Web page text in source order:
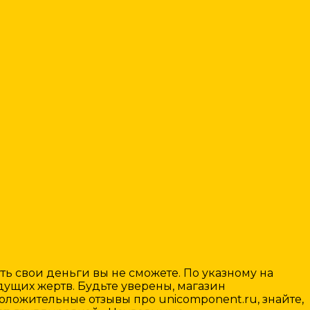
свои деньги вы не сможете. По указному на
жертв. Будьте уверены, магазин
отзывы про unicomponent.ru, знайте,